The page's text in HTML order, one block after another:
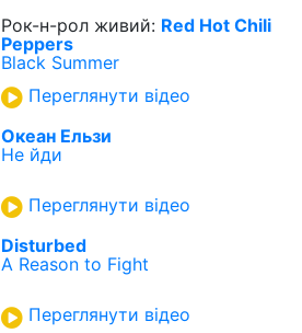
Рок-н-рол живий: Red Hot Chili
Peppers
Black Summer
Переглянути відео
Океан Ельзи
Не йди
Переглянути відео
Disturbed
A Reason to Fight
Переглянути відео